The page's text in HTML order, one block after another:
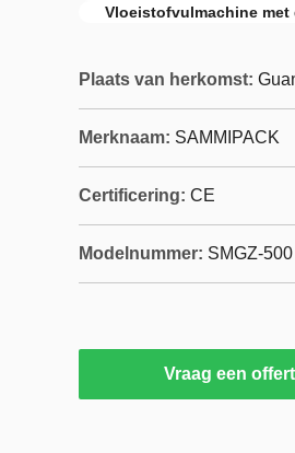
Vloeistofvulmachine
Plaats van herkomst:
Merknaam: SAMMIPACK
Certificering: CE
Modelnummer: SMGZ-500
Vraag een